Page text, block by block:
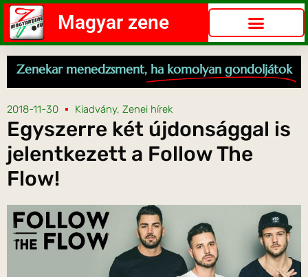
Magyar zene
Zenekar menedzsment, ha komolyan gondoljátok
2018-11-30 Kiadvány, Zenei hírek
Egyszerre két újdonsággal is
jelentkezett a Follow The
Flow!